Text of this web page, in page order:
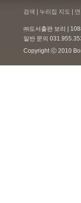
검색 | 누리집 지도 |
㈜도서출판 보리 |
일반 문의
Copyright ⓒ 2010